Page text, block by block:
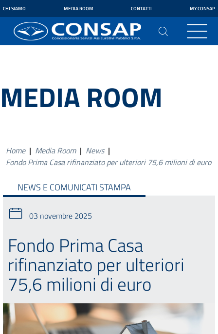
CHI SIAMO MEDIA ROOM CONTATTI MY CONSAP
MEDIA ROOM
Home | Media Room | News |
Fondo Prima Casa rifinanziato per ulteriori 75,6 milioni di euro
NEWS E COMUNICATI STAMPA
03 novembre 2025
Fondo Prima Casa
rifinanziato per ulteriori
75,6 milioni di euro